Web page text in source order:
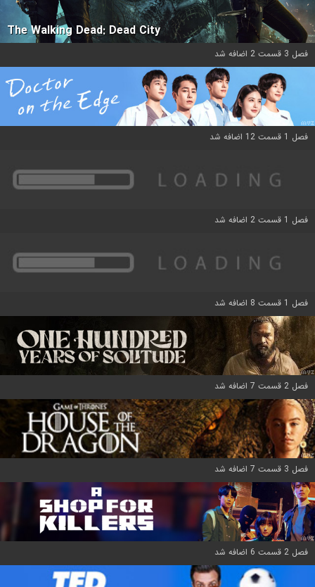
The Walking Dead: Dead City
فصل 3 قسمت 2 اضافه شد
فصل 1 قسمت 12 اضافه شد
فصل 1 قسمت 2 اضافه شد
فصل 1 قسمت 8 اضافه شد
فصل 2 قسمت 7 اضافه شد
فصل 3 قسمت 7 اضافه شد
فصل 2 قسمت 6 اضافه شد